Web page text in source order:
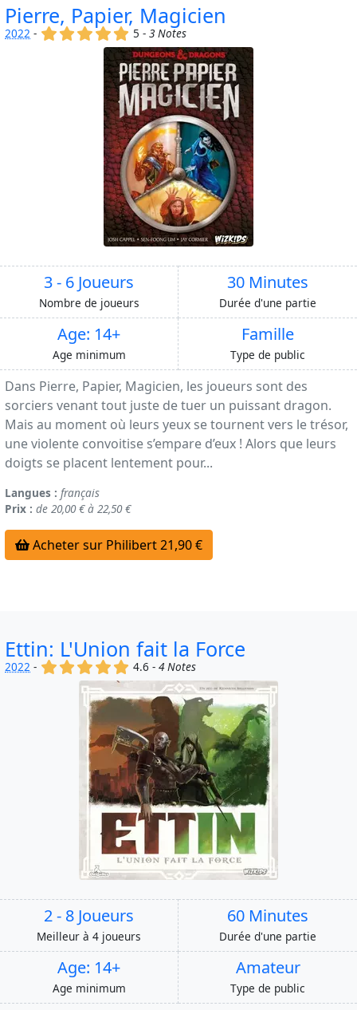
Pierre, Papier, Magicien
2022 - (x) (x) (x) (x) (x)5 -3 Notes
3 - 6 Joueurs
Nombre de joueurs
30 Minutes
Durée d'une partie
Age: 14+
Age minimum
Famille
Type de public
Dans Pierre, Papier, Magicien, les joueurs sont des
sorciers venant tout juste de tuer un puissant dragon.
Mais au moment où leurs yeux se tournent vers le trésor,
une violente convoitise s’empare d’eux ! Alors que leurs
doigts se placent lentement pour...
Langues : français
Prix : de 20,00 € à 22,50 €
Acheter sur Philibert 21,90 €
Ettin: L'Union fait la Force
2022 - (x) (x) (x) (x) (x)
4.6 -4 Notes
2 - 8 Joueurs
Meilleur à 4 joueurs
60 Minutes
Durée d'une partie
Age: 14+
Age minimum
Amateur
Type de public